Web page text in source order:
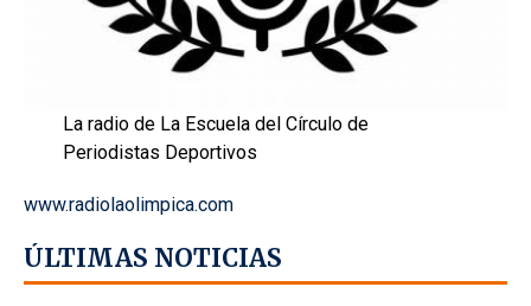
La radio de La Escuela del Círculo de
Periodistas Deportivos
www.radiolaolimpica.com
ÚLTIMAS NOTICIAS